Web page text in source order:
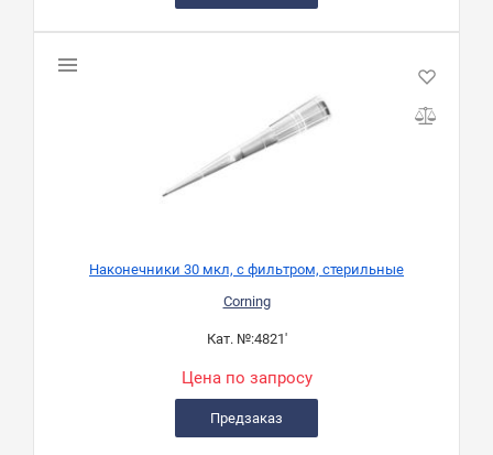
Наконечники 30 мкл, с фильтром, стерильные
Corning
Кат. №:4821'
Цена по запросу
Предзаказ